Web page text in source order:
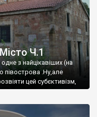
Ч.1
з найцікавіших (на
півострова .Ну,але
цей субєктивізм,